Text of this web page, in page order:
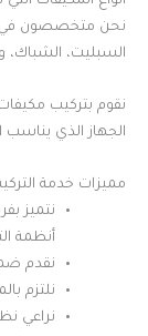
نحن متخصصون في
السبليت، الشباك،
نقوم بتركيب
الجهاز الذي يناسب
مميزات خدمة
نتميز
أنظمة
نقدم
نلتزم
نراعي